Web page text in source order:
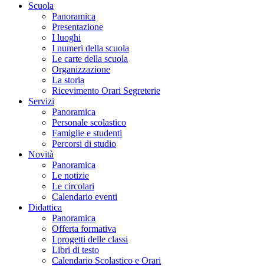
Scuola
Panoramica
Presentazione
I luoghi
I numeri della scuola
Le carte della scuola
Organizzazione
La storia
Ricevimento Orari Segreterie
Servizi
Panoramica
Personale scolastico
Famiglie e studenti
Percorsi di studio
Novità
Panoramica
Le notizie
Le circolari
Calendario eventi
Didattica
Panoramica
Offerta formativa
I progetti delle classi
Libri di testo
Calendario Scolastico e Orari